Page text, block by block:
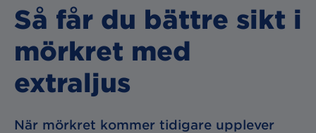
Så får du bättre sikt i
mörkret med
extraljus
När mörkret kommer tidigare upplever